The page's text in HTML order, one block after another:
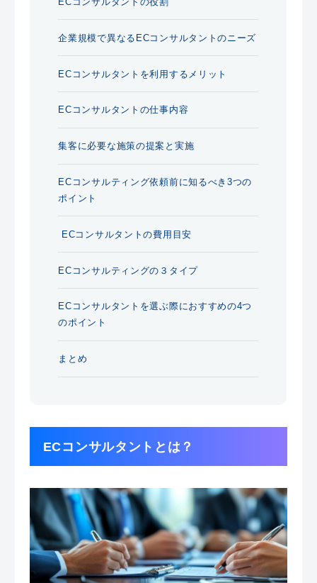
企業規模で異なるECコンサルタントのニーズ
ECコンサルタントを利用するメリット
ECコンサルタントの仕事内容
集客に必要な施策の提案と実施
ECコンサルティング依頼前に知るべき3つの
ポイント
ECコンサルタントの費用目安
ECコンサルティングの３タイプ
ECコンサルタントを選ぶ際におすすめの4つ
のポイント
まとめ
ECコンサルタントとは？